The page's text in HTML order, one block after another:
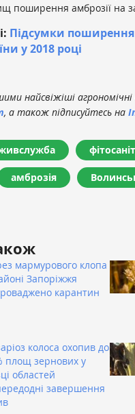
поширення амброзії на
Підсумки
у 2018 році
найсвіжіші
, а також підписуйтесь на
амброзія
мармурового клопа
Запоріжжя
карантин
колоса охопив до
площ зернових у
областей
завершення